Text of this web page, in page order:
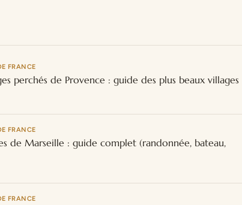
FRANCE
perchés de Provence : guide des plus beaux villages
FRANCE
de Marseille : guide complet (randonnée, bateau,
FRANCE